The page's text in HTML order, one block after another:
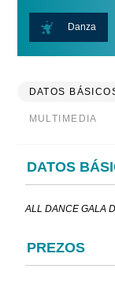
Danza
DATOS
MULTIMEDIA
DATOS
ALL DANCE GALA
PREZOS